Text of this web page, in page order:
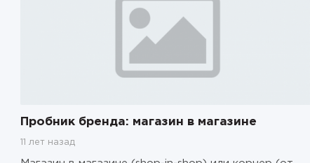
Пробник бренда: магазин в магазине
11 лет назад